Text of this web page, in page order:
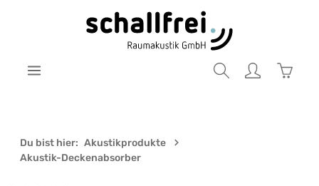
Zum Hauptinhalt springen
Du bist hier: Akustikprodukte
Akustik-Deckenabsorber